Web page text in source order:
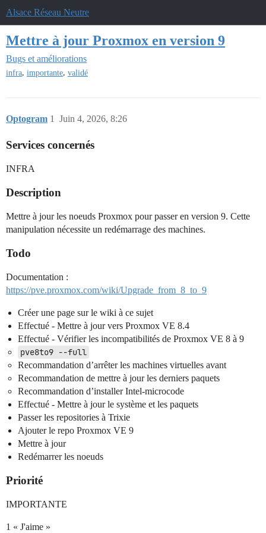
Alsace Réseau Neutre
Mettre à jour Proxmox en version 9
Bugs et améliorations
infra, importante, validé
Optogram Juin 4, 2026, 8:26
1
Services concernés
INFRA
Description
Mettre à jour les noeuds Proxmox pour passer en version 9. Cette
manipulation nécessite un redémarrage des machines.
Todo
Documentation :
https://pve.proxmox.com/wiki/Upgrade_from_8_to_9
Créer une page sur le wiki à ce sujet
Effectué - Mettre à jour vers Proxmox VE 8.4
Effectué - Vérifier les incompatibilités de Proxmox VE 8 à 9
pve8to9 --full
Recommandation d’arrêter les machines virtuelles avant
Recommandation de mettre à jour les derniers paquets
Recommandation d’installer Intel-microcode
Effectué - Mettre à jour le système et les paquets
Passer les repositories à Trixie
Ajouter le repo Proxmox VE 9
Mettre à jour
Redémarrer les noeuds
Priorité
IMPORTANTE
1 « J'aime »